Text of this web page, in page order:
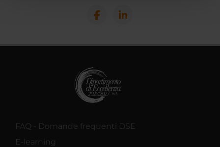
con altre informazioni che hai fornito loro o che hanno
FAQ - Domande frequenti DSE
E-learning